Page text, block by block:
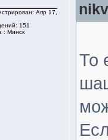
Апр 17,
151
: Минск
То